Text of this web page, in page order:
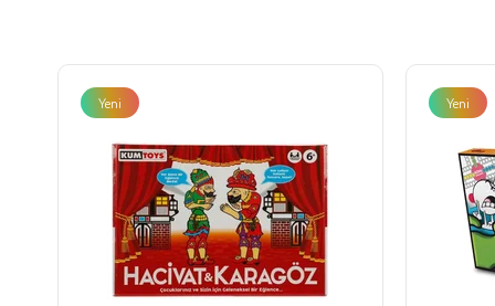
Yeni
Yeni